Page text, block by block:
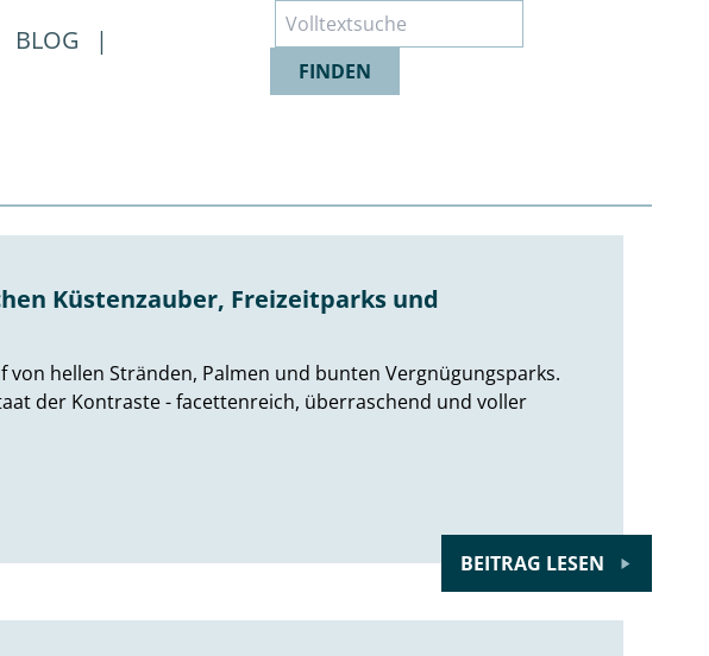
BLOG
|
Suche
FINDEN
Küstenzauber, Freizeitparks und
hellen Stränden, Palmen und bunten Vergnügungsparks.
der Kontraste - facettenreich, überraschend und voller
BEITRAG LESEN